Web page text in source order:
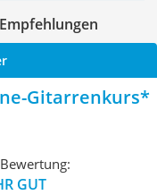
Gitarrenkurs
GUT